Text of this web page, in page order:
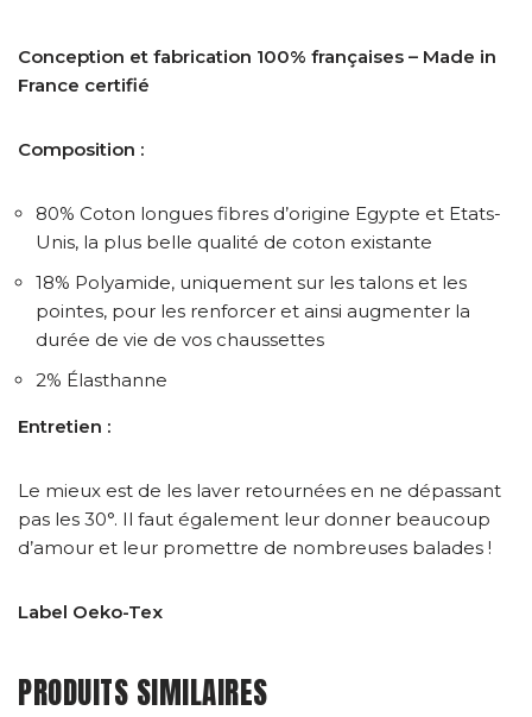
Conception et fabrication 100% françaises – Made in
France certifié
Composition :
80% Coton longues fibres d’origine Egypte et Etats-
Unis, la plus belle qualité de coton existante
18% Polyamide, uniquement sur les talons et les
pointes, pour les renforcer et ainsi augmenter la
durée de vie de vos chaussettes
2% Élasthanne
Entretien :
Le mieux est de les laver retournées en ne dépassant
pas les 30°. Il faut également leur donner beaucoup
d’amour et leur promettre de nombreuses balades !
Label Oeko-Tex
PRODUITS SIMILAIRES